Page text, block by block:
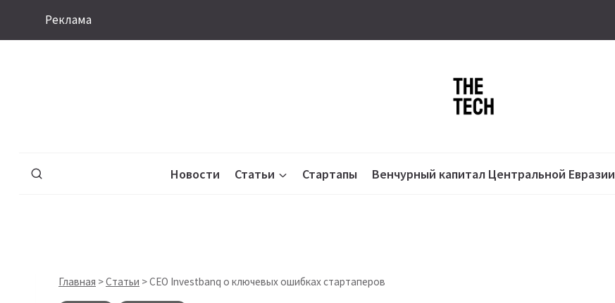
Реклама
Новости Статьи Стартапы Венчурный капитал Центральной Евразии
Главная >Статьи >CEO Investbanq о ключевых ошибках стартаперов